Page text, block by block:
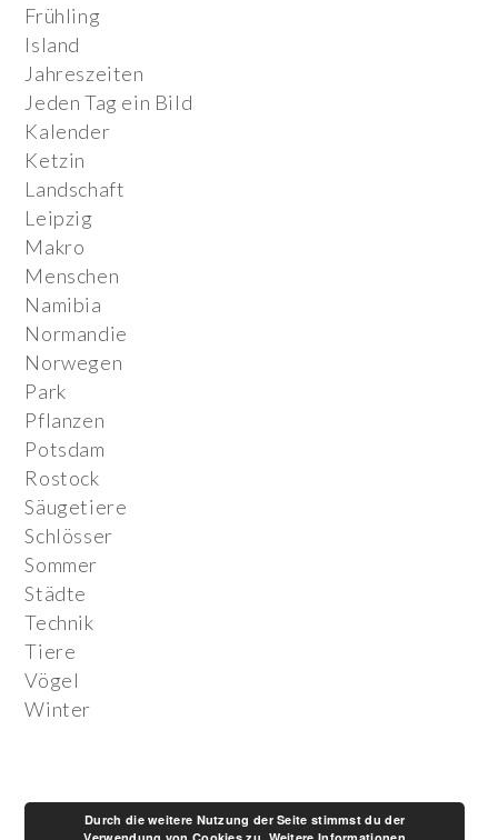
Frühling
Island
Jahreszeiten
Jeden Tag ein Bild
Kalender
Ketzin
Landschaft
Leipzig
Makro
Menschen
Namibia
Normandie
Norwegen
Park
Pflanzen
Potsdam
Rostock
Säugetiere
Schlösser
Sommer
Städte
Technik
Tiere
Vögel
Winter
Durch die weitere Nutzung der Seite stimmst du der